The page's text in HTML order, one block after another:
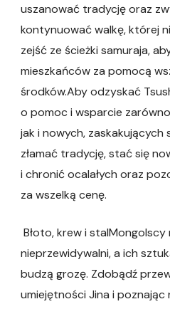
uszanować tradycję oraz
kontynuować walkę, której
zejść ze ścieżki samuraja,
mieszkańców za pomocą
środków.Aby odzyskać
o pomoc i wsparcie
jak i nowych, zaskakujących
złamać tradycję, stać się
i chronić ocalałych oraz
za wszelką cenę.
Błoto, krew i stalMongolscy
nieprzewidywalni, a ich
budzą grozę. Zdobądź
umiejętności Jina i